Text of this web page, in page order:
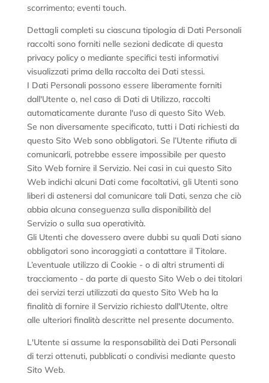
scorrimento; eventi touch.
Dettagli completi su ciascuna tipologia di Dati Personali
raccolti sono forniti nelle sezioni dedicate di questa
privacy policy o mediante specifici testi informativi
visualizzati prima della raccolta dei Dati stessi.
I Dati Personali possono essere liberamente forniti
dall'Utente o, nel caso di Dati di Utilizzo, raccolti
automaticamente durante l'uso di questo Sito Web.
Se non diversamente specificato, tutti i Dati richiesti da
questo Sito Web sono obbligatori. Se l’Utente rifiuta di
comunicarli, potrebbe essere impossibile per questo
Sito Web fornire il Servizio. Nei casi in cui questo Sito
Web indichi alcuni Dati come facoltativi, gli Utenti sono
liberi di astenersi dal comunicare tali Dati, senza che ciò
abbia alcuna conseguenza sulla disponibilità del
Servizio o sulla sua operatività.
Gli Utenti che dovessero avere dubbi su quali Dati siano
obbligatori sono incoraggiati a contattare il Titolare.
L’eventuale utilizzo di Cookie - o di altri strumenti di
tracciamento - da parte di questo Sito Web o dei titolari
dei servizi terzi utilizzati da questo Sito Web ha la
finalità di fornire il Servizio richiesto dall'Utente, oltre
alle ulteriori finalità descritte nel presente documento.
L'Utente si assume la responsabilità dei Dati Personali
di terzi ottenuti, pubblicati o condivisi mediante questo
Sito Web.